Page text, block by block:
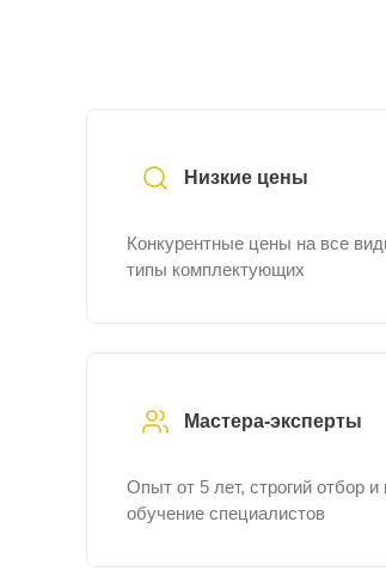
Низкие цены
Конкурентные цены на все
типы комплектующих
Мастера-эксперты
Опыт от 5 лет, строгий отбор и
обучение специалистов